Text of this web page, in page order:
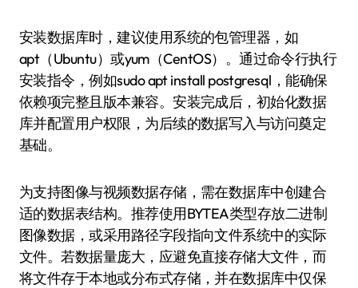
安装数据库时，建议使用系统的包管理器，如
apt（Ubuntu）或yum（CentOS）。通过命令行执行
安装指令，例如sudo apt install postgresql，能确保
依赖项完整且版本兼容。安装完成后，初始化数据
库并配置用户权限，为后续的数据写入与访问奠定
基础。
为支持图像与视频数据存储，需在数据库中创建合
适的数据表结构。推荐使用BYTEA类型存放二进制
图像数据，或采用路径字段指向文件系统中的实际
文件。若数据量庞大，应避免直接存储大文件，而
将文件存于本地或分布式存储，并在数据库中仅保